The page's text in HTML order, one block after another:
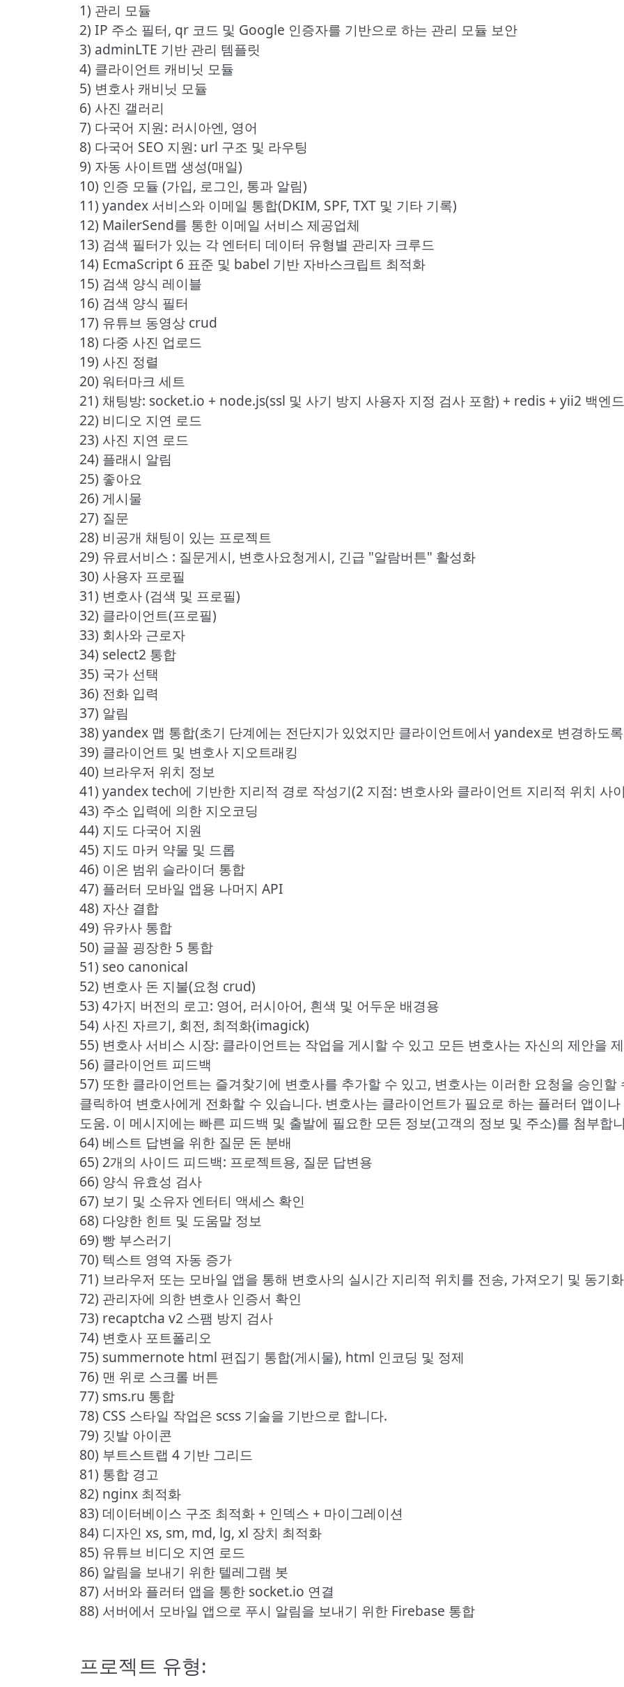
1) 관리 모듈
2) IP 주소 필터, qr 코드 및 Google 인증자를 기반으로 하는 관리 모듈 보안
3) adminLTE 기반 관리 템플릿
4) 클라이언트 캐비닛 모듈
5) 변호사 캐비닛 모듈
6) 사진 갤러리
7) 다국어 지원: 러시아엔, 영어
8) 다국어 SEO 지원: url 구조 및 라우팅
9) 자동 사이트맵 생성(매일)
10) 인증 모듈 (가입, 로그인, 통과 알림)
11) yandex 서비스와 이메일 통합(DKIM, SPF, TXT 및 기타 기록)
12) MailerSend를 통한 이메일 서비스 제공업체
13) 검색 필터가 있는 각 엔터티 데이터 유형별 관리자 크루드
14) EcmaScript 6 표준 및 babel 기반 자바스크립트 최적화
15) 검색 양식 레이블
16) 검색 양식 필터
17) 유튜브 동영상 crud
18) 다중 사진 업로드
19) 사진 정렬
20) 워터마크 세트
21) 채팅방: socket.io + node.js(ssl 및 사기 방지 사용자 지정 검사 포함) + redis + yii2 백엔
22) 비디오 지연 로드
23) 사진 지연 로드
24) 플래시 알림
25) 좋아요
26) 게시물
27) 질문
28) 비공개 채팅이 있는 프로젝트
29) 유료서비스 : 질문게시, 변호사요청게시, 긴급 "알람버튼" 활성화
30) 사용자 프로필
31) 변호사 (검색 및 프로필)
32) 클라이언트(프로필)
33) 회사와 근로자
34) select2 통합
35) 국가 선택
36) 전화 입력
37) 알림
38) yandex 맵 통합(초기 단계에는 전단지가 있었지만 클라이언트에서 yandex로 변경하도
39) 클라이언트 및 변호사 지오트래킹
40) 브라우저 위치 정보
41) yandex tech에 기반한 지리적 경로 작성기(2 지점: 변호사와 클라이언트 지리적 위치 사
43) 주소 입력에 의한 지오코딩
44) 지도 다국어 지원
45) 지도 마커 약물 및 드롭
46) 이온 범위 슬라이더 통합
47) 플러터 모바일 앱용 나머지 API
48) 자산 결합
49) 유카사 통합
50) 글꼴 굉장한 5 통합
51) seo canonical
52) 변호사 돈 지불(요청 crud)
53) 4가지 버전의 로고: 영어, 러시아어, 흰색 및 어두운 배경용
54) 사진 자르기, 회전, 최적화(imagick)
55) 변호사 서비스 시장: 클라이언트는 작업을 게시할 수 있고 모든 변호사는 자신의 제안을
56) 클라이언트 피드백
57) 또한 클라이언트는 즐겨찾기에 변호사를 추가할 수 있고, 변호사는 이러한 요청을 승인
클릭하여 변호사에게 전화할 수 있습니다. 변호사는 클라이언트가 필요로 하는 플러터 앱이
도움. 이 메시지에는 빠른 피드백 및 출발에 필요한 모든 정보(고객의 정보 및 주소)를 첨부합
64) 베스트 답변을 위한 질문 돈 분배
65) 2개의 사이드 피드백: 프로젝트용, 질문 답변용
66) 양식 유효성 검사
67) 보기 및 소유자 엔터티 액세스 확인
68) 다양한 힌트 및 도움말 정보
69) 빵 부스러기
70) 텍스트 영역 자동 증가
71) 브라우저 또는 모바일 앱을 통해 변호사의 실시간 지리적 위치를 전송, 가져오기 및 동기화
72) 관리자에 의한 변호사 인증서 확인
73) recaptcha v2 스팸 방지 검사
74) 변호사 포트폴리오
75) summernote html 편집기 통합(게시물), html 인코딩 및 정제
76) 맨 위로 스크롤 버튼
77) sms.ru 통합
78) CSS 스타일 작업은 scss 기술을 기반으로 합니다.
79) 깃발 아이콘
80) 부트스트랩 4 기반 그리드
81) 통합 경고
82) nginx 최적화
83) 데이터베이스 구조 최적화 + 인덱스 + 마이그레이션
84) 디자인 xs, sm, md, lg, xl 장치 최적화
85) 유튜브 비디오 지연 로드
86) 알림을 보내기 위한 텔레그램 봇
87) 서버와 플러터 앱을 통한 socket.io 연결
88) 서버에서 모바일 앱으로 푸시 알림을 보내기 위한 Firebase 통합
프로젝트 유형: